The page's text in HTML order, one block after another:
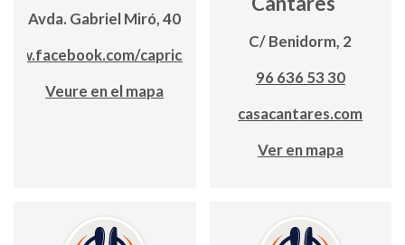
Avda. Gabriel Miró, 40
capricalpe
Veure en el mapa
C/ Benidorm, 2
96 636 53 30
casacantares.com
Ver en mapa